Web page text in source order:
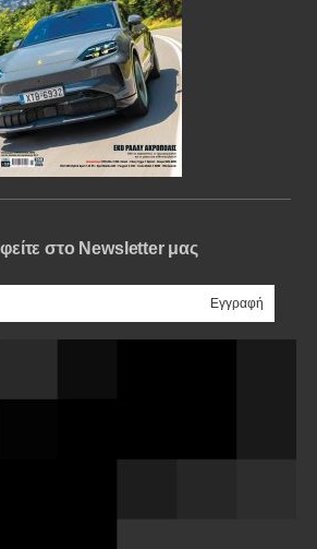
στο Newsletter μας